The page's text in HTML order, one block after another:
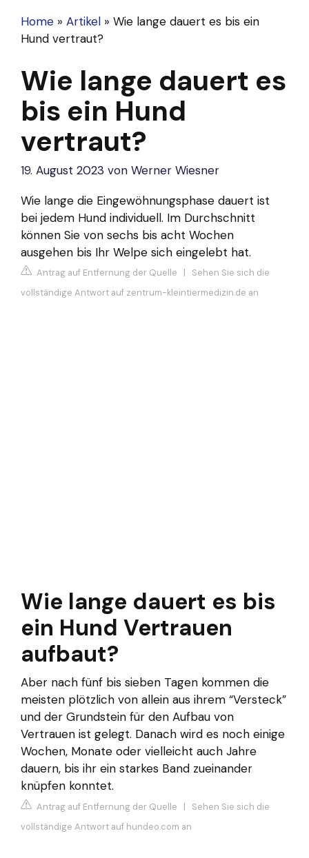
Home » Artikel » Wie lange dauert es bis ein
Hund vertraut?
Wie lange dauert es
bis ein Hund
vertraut?
19. August 2023 von Werner Wiesner
Wie lange die Eingewöhnungsphase dauert ist
bei jedem Hund individuell. Im Durchschnitt
können Sie von sechs bis acht Wochen
ausgehen bis Ihr Welpe sich eingelebt hat.
Antrag auf Entfernung der Quelle | Sehen Sie sich die
vollständige Antwort auf zentrum-kleintiermedizin.de an
Wie lange dauert es bis
ein Hund Vertrauen
aufbaut?
Aber nach fünf bis sieben Tagen kommen die
meisten plötzlich von allein aus ihrem “Versteck”
und der Grundstein für den Aufbau von
Vertrauen ist gelegt. Danach wird es noch einige
Wochen, Monate oder vielleicht auch Jahre
dauern, bis ihr ein starkes Band zueinander
knüpfen konntet.
Antrag auf Entfernung der Quelle | Sehen Sie sich die
vollständige Antwort auf hundeo.com an